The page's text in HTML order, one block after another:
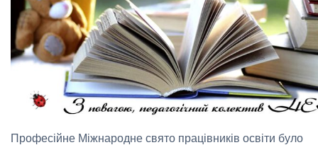
Професійне Міжнародне свято працівників освіти було